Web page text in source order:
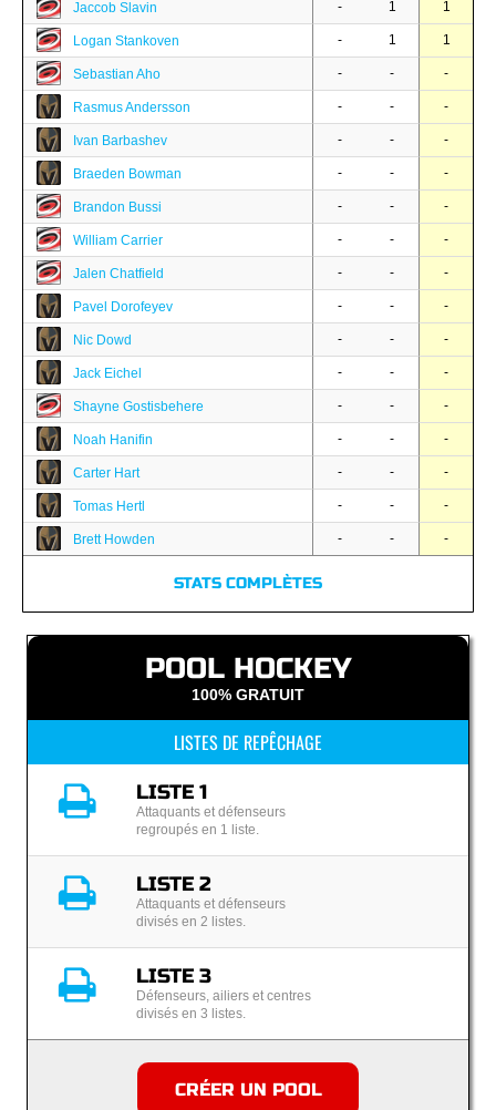
Jaccob Slavin - 1 1
Logan Stankoven - 1 1
Sebastian Aho - - -
Rasmus Andersson - - -
Ivan Barbashev - - -
Braeden Bowman - - -
Brandon Bussi - - -
William Carrier - - -
Jalen Chatfield - - -
Pavel Dorofeyev - - -
Nic Dowd - - -
Jack Eichel - - -
Shayne Gostisbehere - - -
Noah Hanifin - - -
Carter Hart - - -
Tomas Hertl - - -
Brett Howden - - -
STATS COMPLÈTES
POOL HOCKEY
100% GRATUIT
LISTES DE REPÊCHAGE
LISTE 1
Attaquants et défenseurs
regroupés en 1 liste.
LISTE 2
Attaquants et défenseurs
divisés en 2 listes.
LISTE 3
Défenseurs, ailiers et centres
divisés en 3 listes.
CRÉER UN POOL